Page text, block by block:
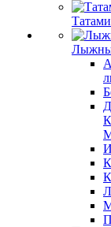
Татами